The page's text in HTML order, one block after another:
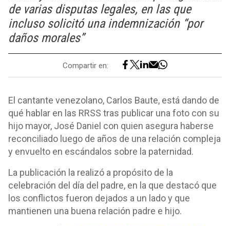
de varias disputas legales, en las que
incluso solicitó una indemnización “por
daños morales”
Compartir en:
El cantante venezolano, Carlos Baute, está dando de
qué hablar en las RRSS tras publicar una foto con su
hijo mayor, José Daniel con quien asegura haberse
reconciliado luego de años de una relación compleja
y envuelto en escándalos sobre la paternidad.
La publicación la realizó a propósito de la
celebración del día del padre, en la que destacó que
los conflictos fueron dejados a un lado y que
mantienen una buena relación padre e hijo.